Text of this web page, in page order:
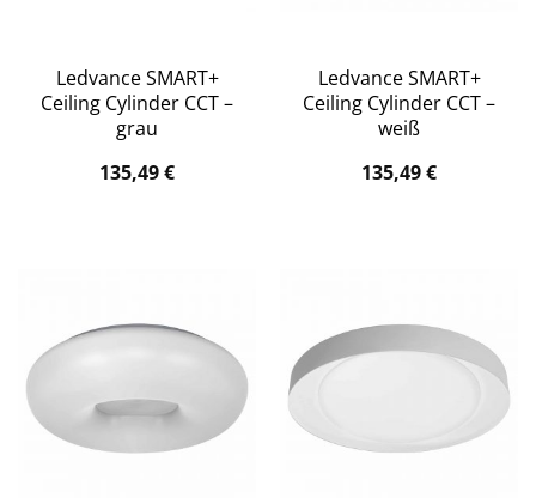
Ledvance SMART+
Ceiling Cylinder CCT –
grau
135,49€
Ledvance SMART+
Ceiling Cylinder CCT –
weiß
135,49€